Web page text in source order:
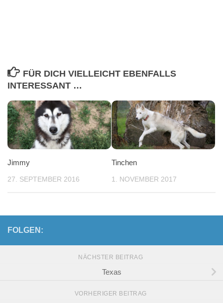
FÜR DICH VIELLEICHT EBENFALLS
INTERESSANT …
Jimmy
27. SEPTEMBER 2016
Tinchen
1. NOVEMBER 2017
FOLGEN:
NÄCHSTER BEITRAG
Texas
VORHERIGER BEITRAG